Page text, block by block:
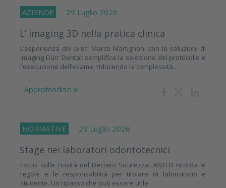
AZIENDE 29 Luglio 2026
L’ imaging 3D nella pratica clinica
L’esperienza del prof. Marco Martignoni con le soluzioni di
imaging Dürr Dental: semplifica la selezione del protocollo e
l’esecuzione dell’esame, riducendo la complessità...
Approfondisci
NORMATIVE 29 Luglio 2026
Stage nei laboratori odontotecnici
Focus sulle novità del Decreto Sicurezza. ANTLO ricorda le
regole e le responsabilità per titolare di laboratorio e
studente. Un ripasso che può essere utile